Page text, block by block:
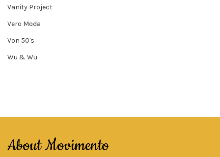
Vanity Project
Vero Moda
Von 50's
Wu & Wu
About Movimento